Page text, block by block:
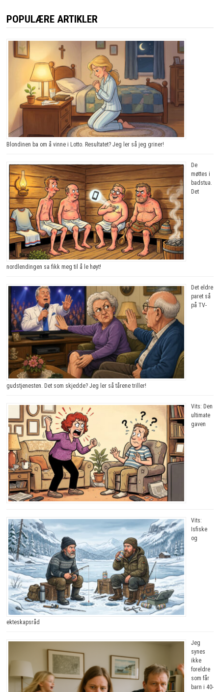
POPULÆRE ARTIKLER
Blondinen ba om å vinne i Lotto. Resultatet? Jeg ler så jeg griner!
De
møttes i
badstua.
Det
nordlendingen sa fikk meg til å le høyt!
Det eldre
paret så
på TV-
gudstjenesten. Det som skjedde? Jeg ler så tårene triller!
Vits: Den
ultimate
gaven
Vits:
Isfiske
og
ekteskapsråd
Jeg
synes
ikke
foreldre
som får
barn i 40-